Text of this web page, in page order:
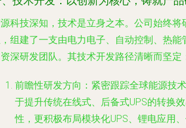
科技深知，技术是立身之本。公司始终将
组建了一支由电力电子、自动控制、热能
深研发团队。其技术开发路径清晰而坚定
前瞻性研发方向 ：紧密跟踪全球能源技
于提升传统在线式、后备式UPS的转换
性，更积极布局模块化UPS、锂电应用